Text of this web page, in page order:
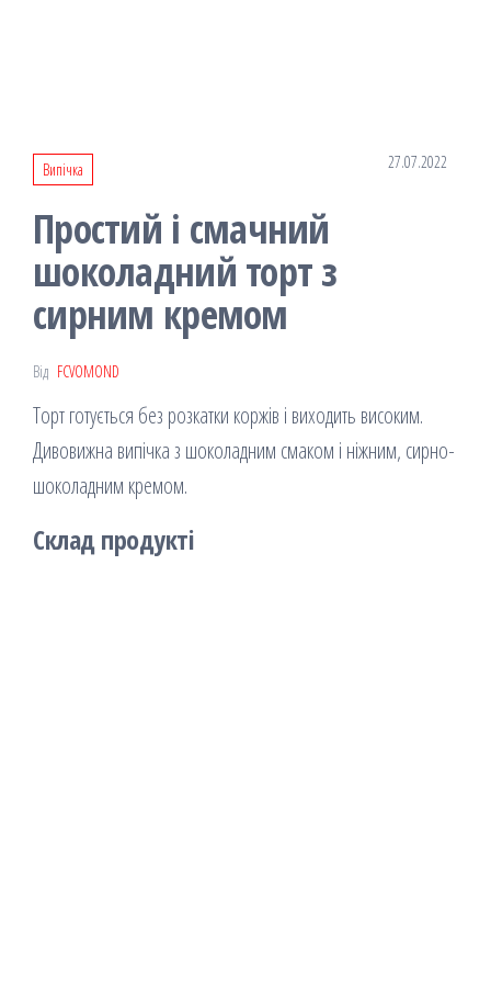
Випічка 27.07.2022
Простий і смачний
шоколадний торт з
сирним кремом
Від FCVOMOND
Торт готується без розкатки коржів і виходить високим.
Дивовижна випічка з шоколадним смаком і ніжним, сирно-
шоколадним кремом.
Склад продукті